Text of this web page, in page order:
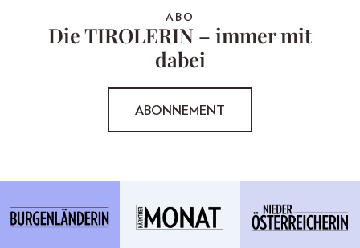
ABO
Die TIROLERIN – immer mit
dabei
ABONNEMENT